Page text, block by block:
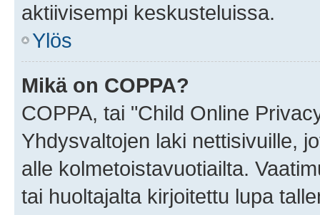
aktiivisempi keskusteluissa.
Ylös
Mikä on COPPA?
COPPA, tai "Child Online
Yhdysvaltojen laki nettisivuille,
alle kolmetoistavuotiailta.
tai huoltajalta kirjoitettu lupa